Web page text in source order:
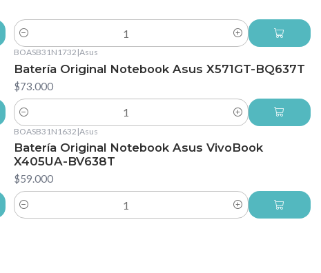
Cantidad
BOASB31N1732 |Asus
Batería Original Notebook Asus X571GT-BQ637T
$73.000
Cantidad
BOASB31N1632 |Asus
Batería Original Notebook Asus VivoBook
X405UA-BV638T
$59.000
Cantidad